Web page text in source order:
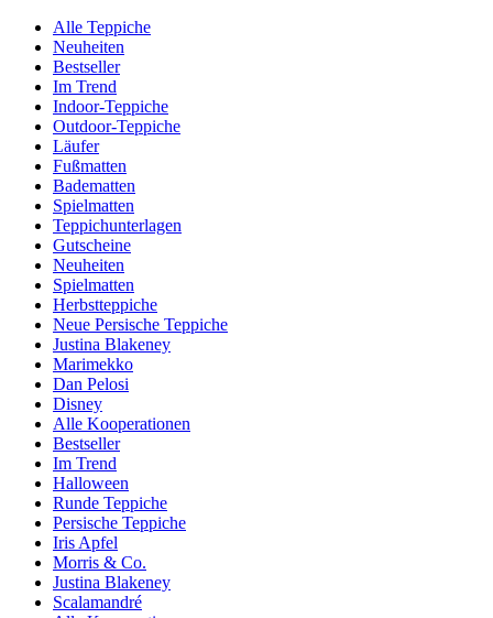
Alle Teppiche
Neuheiten
Bestseller
Im Trend
Indoor-Teppiche
Outdoor-Teppiche
Läufer
Fußmatten
Badematten
Spielmatten
Teppichunterlagen
Gutscheine
Neuheiten
Spielmatten
Herbstteppiche
Neue Persische Teppiche
Justina Blakeney
Marimekko
Dan Pelosi
Disney
Alle Kooperationen
Bestseller
Im Trend
Halloween
Runde Teppiche
Persische Teppiche
Iris Apfel
Morris & Co.
Justina Blakeney
Scalamandré